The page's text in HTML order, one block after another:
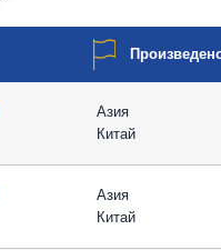
Азия
Китай
Азия
Китай